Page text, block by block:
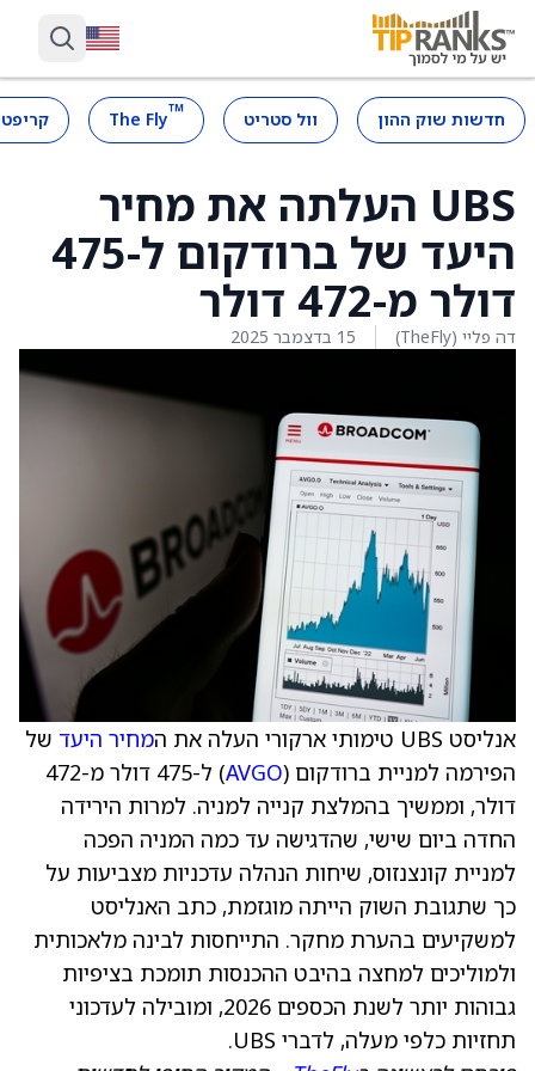
חדשות שוק ההון וול סטריט ™
The Fly
UBS העלתה את מחיר
היעד של ברודקום ל-475
דולר מ-472 דולר
דה פליי (TheFly) 15 בדצמבר 2025
אנליסט UBS טימותי ארקורי העלה את ה מחיר היעד של
הפירמה למניית ברודקום (AVGO
) ל-475 דולר מ-472
דולר, וממשיך בהמלצת קנייה למניה. למרות הירידה
החדה ביום שישי, שהדגישה עד כמה המניה הפכה
למניית קונצנזוס, שיחות הנהלה עדכניות מצביעות על
כך שתגובת השוק הייתה מוגזמת, כתב האנליסט
למשקיעים בהערת מחקר. התייחסות לבינה מלאכותית
ולמוליכים למחצה בהיבט ההכנסות תומכת בציפיות
גבוהות יותר לשנת הכספים 2026, ומובילה לעדכוני
תחזיות כלפי מעלה, לדברי UBS.